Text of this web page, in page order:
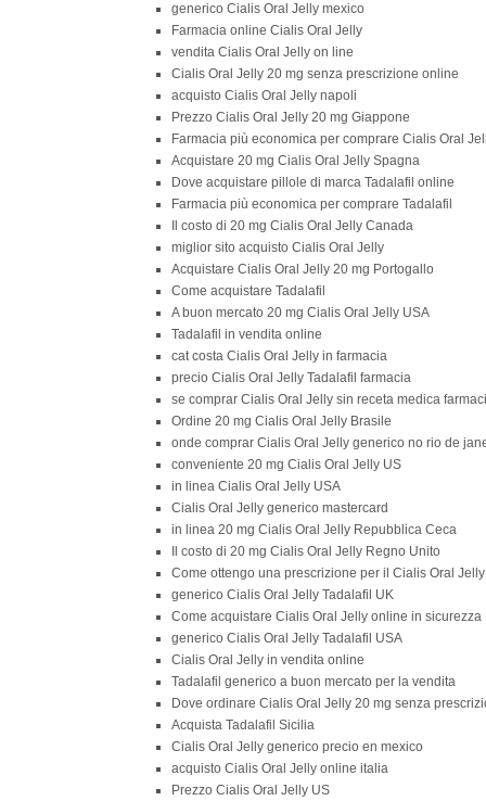
generico Cialis Oral Jelly mexico
Farmacia online Cialis Oral Jelly
vendita Cialis Oral Jelly on line
Cialis Oral Jelly 20 mg senza prescrizione online
acquisto Cialis Oral Jelly napoli
Prezzo Cialis Oral Jelly 20 mg Giappone
Farmacia più economica per comprare Cialis Oral
Acquistare 20 mg Cialis Oral Jelly Spagna
Dove acquistare pillole di marca Tadalafil online
Farmacia più economica per comprare Tadalafil
Il costo di 20 mg Cialis Oral Jelly Canada
miglior sito acquisto Cialis Oral Jelly
Acquistare Cialis Oral Jelly 20 mg Portogallo
Come acquistare Tadalafil
A buon mercato 20 mg Cialis Oral Jelly USA
Tadalafil in vendita online
cat costa Cialis Oral Jelly in farmacia
precio Cialis Oral Jelly Tadalafil farmacia
se comprar Cialis Oral Jelly sin receta medica
Ordine 20 mg Cialis Oral Jelly Brasile
onde comprar Cialis Oral Jelly generico no rio de
conveniente 20 mg Cialis Oral Jelly US
in linea Cialis Oral Jelly USA
Cialis Oral Jelly generico mastercard
in linea 20 mg Cialis Oral Jelly Repubblica Ceca
Il costo di 20 mg Cialis Oral Jelly Regno Unito
Come ottengo una prescrizione per il Cialis Oral Jelly
generico Cialis Oral Jelly Tadalafil UK
Come acquistare Cialis Oral Jelly online in sicurezza
generico Cialis Oral Jelly Tadalafil USA
Cialis Oral Jelly in vendita online
Tadalafil generico a buon mercato per la vendita
Dove ordinare Cialis Oral Jelly 20 mg senza
Acquista Tadalafil Sicilia
Cialis Oral Jelly generico precio en mexico
acquisto Cialis Oral Jelly online italia
Prezzo Cialis Oral Jelly US